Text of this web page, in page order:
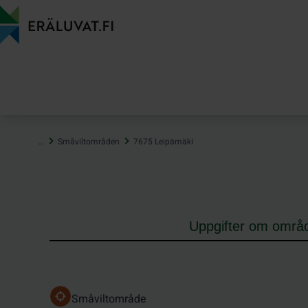
Hoppa
till
innehåll
… Småviltområden 7675 Leipämäki
Uppgifter om
Småviltområde